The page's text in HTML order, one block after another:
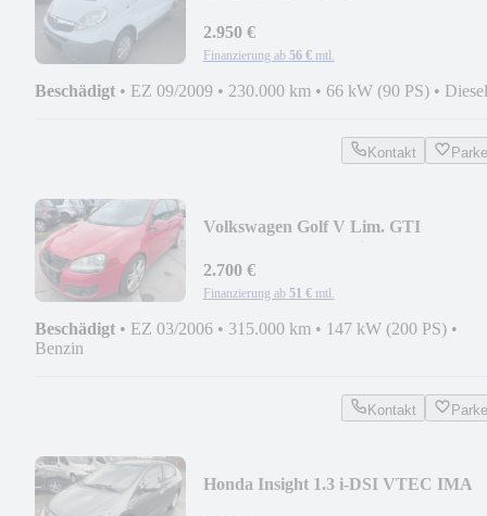
2.950 €
Finanzierung ab 56 € mtl.
Beschädigt • EZ 09/2009 • 230.000 km • 66 kW (90 PS) • Diesel
Kontakt
Volkswagen Golf V Lim. GTI
2.700 €
Finanzierung ab 51 € mtl.
Beschädigt • EZ 03/2006 • 315.000 km • 147 kW (200 PS) •
Benzin
Kontakt
Honda Insight 1.3 i-DSI VTEC IMA